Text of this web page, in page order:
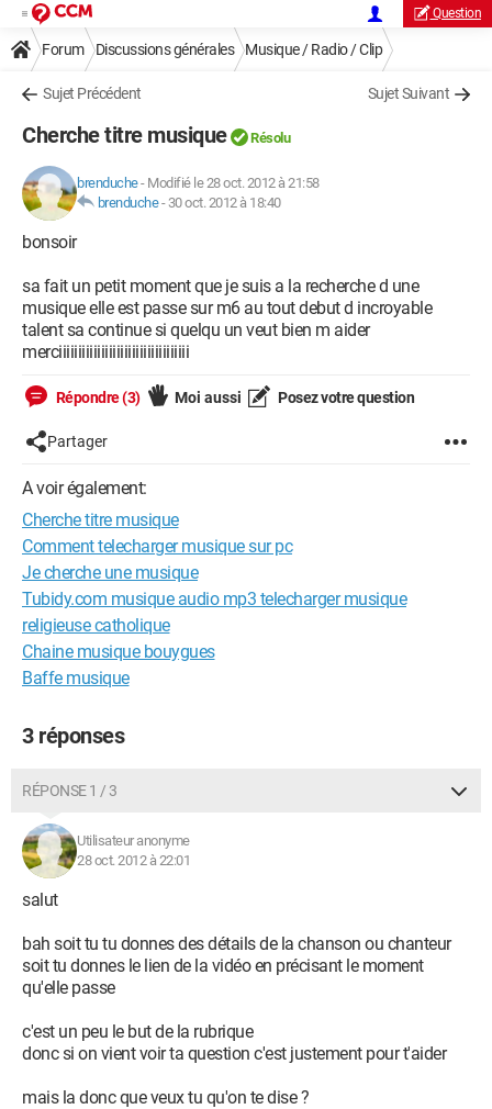
Question
Forum Discussions générales Musique / Radio / Clip
Sujet Précédent Sujet Suivant
Cherche titre musique Résolu
brenduche- Modifié le 28 oct. 2012 à 21:58
brenduche- 30 oct. 2012 à 18:40
bonsoir
sa fait un petit moment que je suis a la recherche d une
musique elle est passe sur m6 au tout debut d incroyable
talent sa continue si quelqu un veut bien m aider
merciiiiiiiiiiiiiiiiiiiiiiiiiiiiiiiiii
Répondre (3) Moi aussi Posez votre question
Partager
A voir également:
Cherche titre musique
Comment telecharger musique sur pc
Je cherche une musique
Tubidy.com musique audio mp3 telecharger musique
religieuse catholique
Chaine musique bouygues
Baffe musique
3 réponses
RÉPONSE 1 / 3
Utilisateur anonyme
28 oct. 2012 à 22:01
salut
bah soit tu tu donnes des détails de la chanson ou chanteur
soit tu donnes le lien de la vidéo en précisant le moment
qu'elle passe
c'est un peu le but de la rubrique
donc si on vient voir ta question c'est justement pour t'aider
mais la donc que veux tu qu'on te dise ?